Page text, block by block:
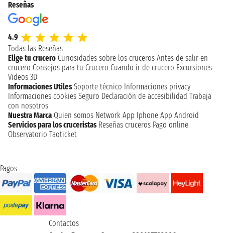
Reseñas
4.9
Todas las Reseñas
Elige tu crucero Curiosidades sobre los cruceros Antes de salir en
crucero Consejos para tu Crucero Cuando ir de crucero Excursiones
Videos 3D
Informaciones Utiles Soporte técnico Informaciones privacy
Informaciones cookies Seguro Declaración de accesibilidad Trabaja
con nosotros
Nuestra Marca Quien somos Network App Iphone App Android
Servicios para los cruceristas Reseñas cruceros Pago online
Observatorio Taoticket
Pagos
Contactos